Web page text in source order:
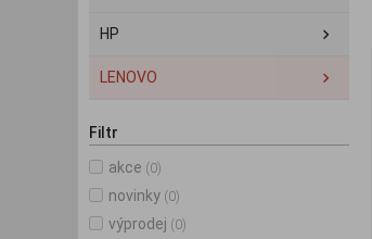
HP
LENOVO
Filtr
akce (0)
novinky (0)
výprodej (0)